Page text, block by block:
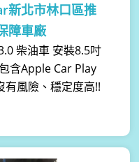
新北市林口區推
障車廠
柴油車 安裝8.5吋
含Apple Car Play
有風險、穩定度高!!